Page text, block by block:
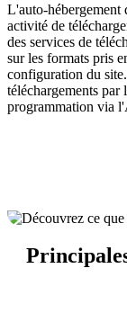
L'auto-
activité de
des services de
sur les formats pris
configuration du
téléchargements par
programmation via